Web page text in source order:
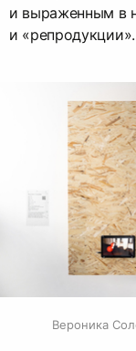
и выраженным в
и «репродукции».
Вероника